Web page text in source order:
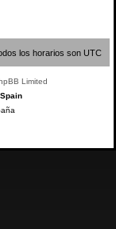
los horarios son UTC
Limited